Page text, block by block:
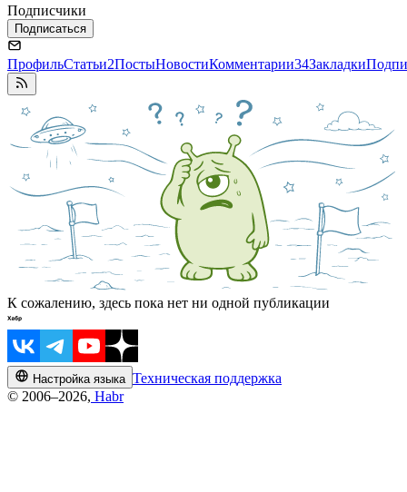
Подписчики
Подписаться
ПрофильСтатьи2ПостыНовостиКомментарии34Закладки
К сожалению, здесь пока нет ни одной публикации
Настройка языка Техническая поддержка
© 2006–2026, Habr